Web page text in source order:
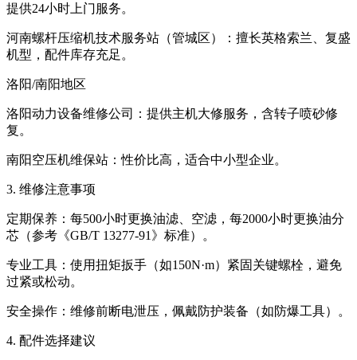
提供24小时上门服务。
河南螺杆压缩机技术服务站‌（管城区）：擅长英格索兰、复盛
机型，配件库存充足。
洛阳/南阳地区‌
洛阳动力设备维修公司‌：提供主机大修服务，含转子喷砂修
复。
南阳空压机维保站‌：性价比高，适合中小型企业。
3. 维修注意事项‌
定期保养‌：每500小时更换油滤、空滤，每2000小时更换油分
芯（参考《GB/T 13277-91》标准）。
专业工具‌：使用扭矩扳手（如150N·m）紧固关键螺栓，避免
过紧或松动。
安全操作‌：维修前断电泄压，佩戴防护装备（如防爆工具）。
4. 配件选择建议‌